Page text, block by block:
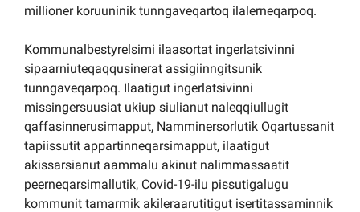
millioner koruuninik tunngaveqartoq ilalerneqarpoq.
Kommunalbestyrelsimi ilaasortat ingerlatsivinni
sipaarniuteqaqqusinerat assigiinngitsunik
tunngaveqarpoq. Ilaatigut ingerlatsivinni
missingersuusiat ukiup siulianut naleqqiullugit
qaffasinnerusimapput, Namminersorlutik Oqartussanit
tapiissutit appartinneqarsimapput, ilaatigut
akissarsianut aammalu akinut nalimmassaatit
peerneqarsimallutik, Covid-19-ilu pissutigalugu
kommunit tamarmik akileraarutitigut isertitassaminnik